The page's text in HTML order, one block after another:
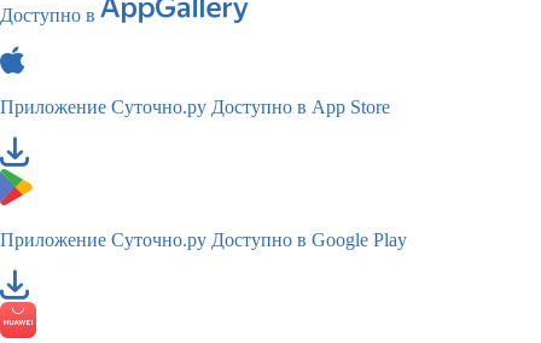
Доступно в
Приложение Суточно.ру Доступно в App Store
Приложение Суточно.ру Доступно в Google Play